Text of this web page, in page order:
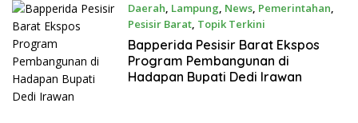
Daerah, Lampung, News, Pemerintahan,
Pesisir Barat, Topik Terkini
Mei 19, 2026
Bapperida Pesisir Barat Ekspos
Program Pembangunan di
Hadapan Bupati Dedi Irawan